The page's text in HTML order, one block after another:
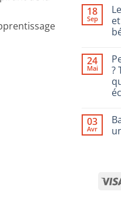
sur
les
18
Sep
sur
Les
et
de
de
24
Mai
?
sur
on
?
03
Avr
faut